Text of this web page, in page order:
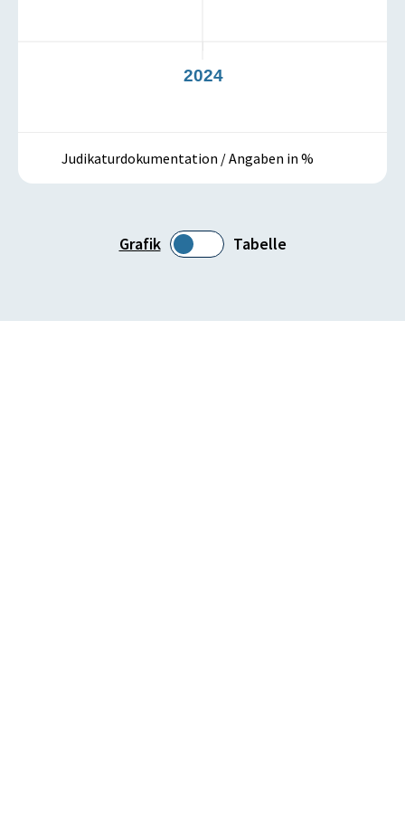
Grafik Tabelle
2024
Judikaturdokumentation / Angaben in %